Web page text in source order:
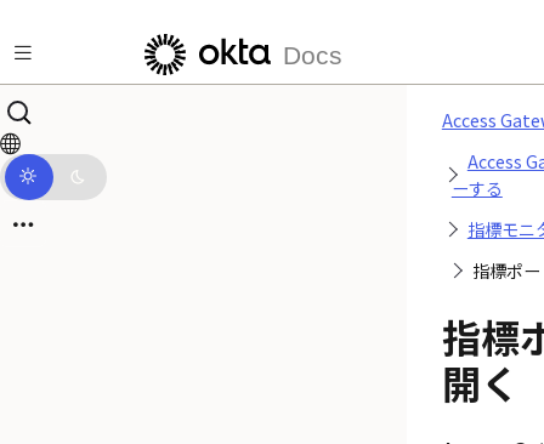
Docs
Access
Access
ーする
指標モニ
指標ポ
指標
開く